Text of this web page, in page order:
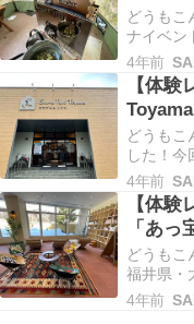
です！
どうもこ
ナイベン
へ行って
ます🧖‍♂️
ウナ」
浴 4.料
ました⤴…
4年前
【体
どうもこ
した！今
「Sauna
体験談
め ⑵内
てみた
べてみ
4年前
【体
「あっ
どうもこ
福井県・
ド」へ行
思いま
4年前